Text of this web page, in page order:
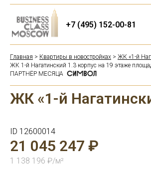
+7 (495) 152-00-81
Главная > Квартиры в новостройках > ЖК «1-й
ЖК 1-й Нагатинский 1.3 корпус на 19 этаже
ПАРТНЁР МЕСЯЦА
ЖК «1-й
ID 12600014
21 045 247 ₽
1 138 196 ₽/м²